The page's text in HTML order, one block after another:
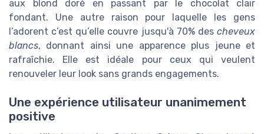
aux blond doré en passant par le chocolat clair
fondant. Une autre raison pour laquelle les gens
l’adorent c’est qu’elle couvre jusqu'à 70% des cheveux
blancs, donnant ainsi une apparence plus jeune et
rafraîchie. Elle est idéale pour ceux qui veulent
renouveler leur look sans grands engagements.
Une expérience utilisateur unanimement
positive